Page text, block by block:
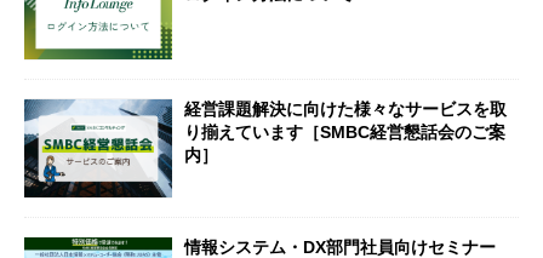
経営課題解決に向けた様々なサービスを取
り揃えています［SMBC経営懇話会のご案
内］
情報システム・DX部門社員向けセミナー